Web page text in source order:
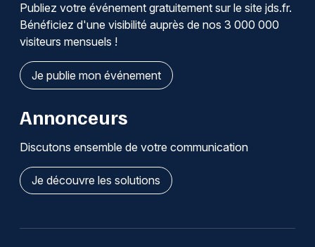
Publiez votre événement gratuitement sur le site jds.fr.
Bénéficiez d'une visibilité auprès de nos 3 000 000
visiteurs mensuels !
Je publie mon événement
Annonceurs
Discutons ensemble de votre communication
Je découvre les solutions